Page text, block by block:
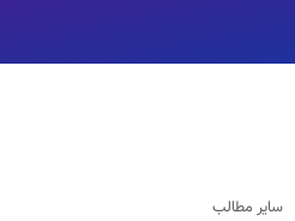
سایر مطالب